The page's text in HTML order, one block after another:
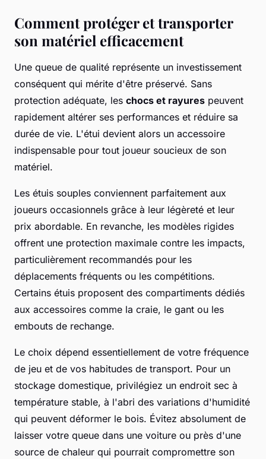
Comment protéger et transporter
son matériel efficacement
Une queue de qualité représente un investissement
conséquent qui mérite d'être préservé. Sans
protection adéquate, les chocs et rayures peuvent
rapidement altérer ses performances et réduire sa
durée de vie. L'étui devient alors un accessoire
indispensable pour tout joueur soucieux de son
matériel.
Les étuis souples conviennent parfaitement aux
joueurs occasionnels grâce à leur légèreté et leur
prix abordable. En revanche, les modèles rigides
offrent une protection maximale contre les impacts,
particulièrement recommandés pour les
déplacements fréquents ou les compétitions.
Certains étuis proposent des compartiments dédiés
aux accessoires comme la craie, le gant ou les
embouts de rechange.
Le choix dépend essentiellement de votre fréquence
de jeu et de vos habitudes de transport. Pour un
stockage domestique, privilégiez un endroit sec à
température stable, à l'abri des variations d'humidité
qui peuvent déformer le bois. Évitez absolument de
laisser votre queue dans une voiture ou près d'une
source de chaleur qui pourrait compromettre son